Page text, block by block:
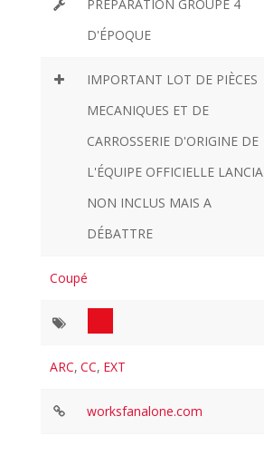
PRÉPARATION GROUPE 4
D'ÉPOQUE
IMPORTANT LOT DE PIÈCES
MECANIQUES ET DE
CARROSSERIE D'ORIGINE DE
L'ÉQUIPE OFFICIELLE LANCIA
NON INCLUS MAIS A
DÉBATTRE
Coupé
ARC, CC, EXT
worksfanalone.com